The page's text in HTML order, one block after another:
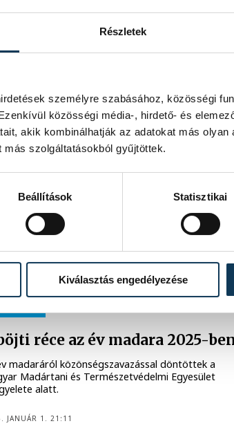
Részletek
személyre szabásához, közösségi
közösségi média-, hirdető- és
akik kombinálhatják az adatokat más
szolgáltatásokból gyűjtöttek.
Beállítások Statisztikai
Kiválasztás engedélyezése
szitakötő az év rovara
Rovartani Társaság ezúttal is
bocsátotta az év rovara címet,
meccsben a sávos szitakötő nyert.
réce az év madara 2025-
madaráról közönségszavazással döntöttek a
Madártani és Természetvédelmi Egyesület
alatt.
JANUÁR 1. 21:11